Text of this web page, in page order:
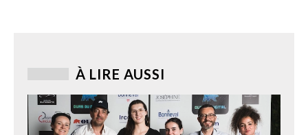
À LIRE AUSSI